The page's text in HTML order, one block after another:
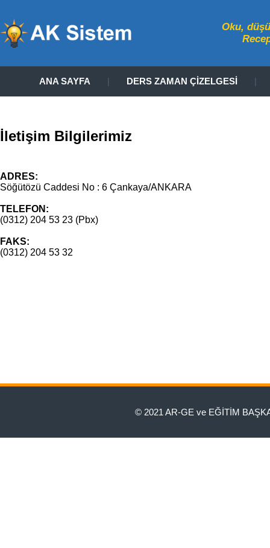
Oku,
ANA SAYFA | DERS ZAMAN ÇİZELGESİ |
İletişim Bilgilerimiz
ADRES:
Söğütözü Caddesi No : 6 Çankaya/ANKARA
TELEFON:
(0312) 204 53 23 (Pbx)
FAKS:
(0312) 204 53 32
© 2021 AR-GE ve EĞİTİM